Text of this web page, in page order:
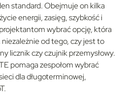
standard. Obejmuje on kilka
energii, zasięg, szybkość i
wybrać opcję, która
od tego, czy jest to
licznik czy czujnik przemysłowy.
pomaga zespołom wybrać
dla długoterminowej,